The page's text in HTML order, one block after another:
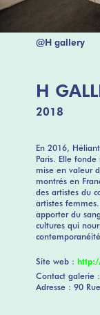
@H gallery
H
2018
En 2016,
Paris. Elle
mise en valeur
montrés en
des artistes du
artistes
apporter du
cultures qui
Site web :
Contact galerie
Adresse : 90